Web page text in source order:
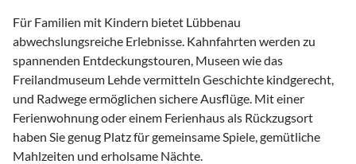
Für Familien mit Kindern bietet Lübbenau
abwechslungsreiche Erlebnisse. Kahnfahrten werden zu
spannenden Entdeckungstouren, Museen wie das
Freilandmuseum Lehde vermitteln Geschichte kindgerecht,
und Radwege ermöglichen sichere Ausflüge. Mit einer
Ferienwohnung oder einem Ferienhaus als Rückzugsort
haben Sie genug Platz für gemeinsame Spiele, gemütliche
Mahlzeiten und erholsame Nächte.